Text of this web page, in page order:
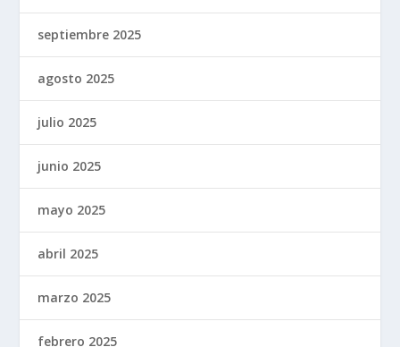
septiembre 2025
agosto 2025
julio 2025
junio 2025
mayo 2025
abril 2025
marzo 2025
febrero 2025